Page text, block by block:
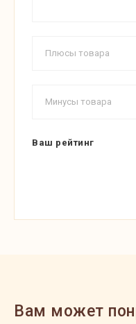
Ваш рейтинг
Вам может